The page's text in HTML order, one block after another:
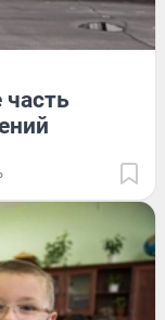
часть